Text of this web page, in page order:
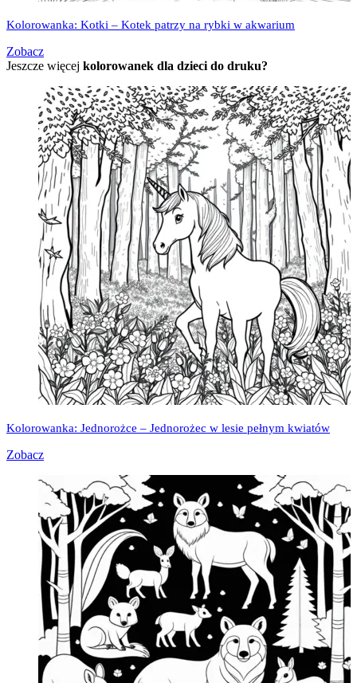
Kolorowanka: Kotki – Kotek patrzy na rybki w akwarium
Zobacz
Jeszcze więcej kolorowanek dla dzieci do druku?
Kolorowanka: Jednorożce – Jednorożec w lesie pełnym kwiatów
Zobacz